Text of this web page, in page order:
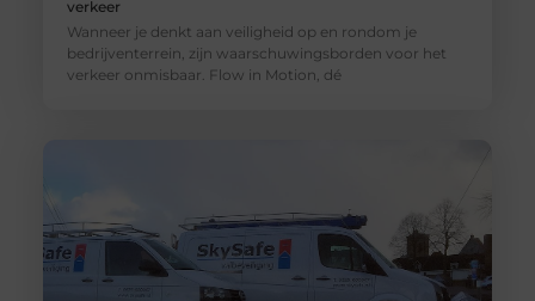
verkeer
Wanneer je denkt aan veiligheid op en rondom je
bedrijventerrein, zijn waarschuwingsborden voor het
verkeer onmisbaar. Flow in Motion, dé